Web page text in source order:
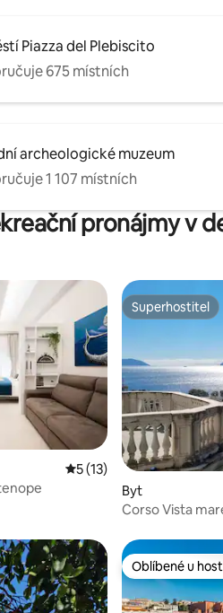
Piazza del Plebiscito
675 místních
archeologické muzeum
1 107 místních
pronájmy v
u hostů
Průměrné hodnocení 5 z
5 (13)
Superhostitel
Superhostitel
Byt
Corso Vista
u hostů Oblíbené u
Oblíbené u